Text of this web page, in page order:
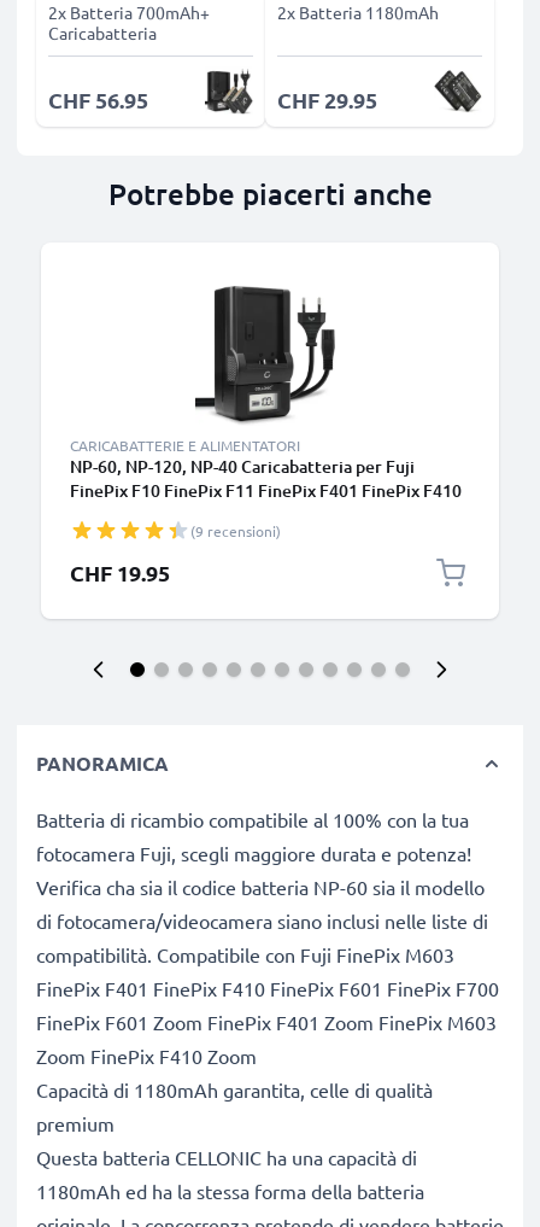
2x Batteria 700mAh+
Caricabatteria
CHF 56.95
2x Batteria 1180mAh
CHF 29.95
Potrebbe piacerti anche
CARICABATTERIE E ALIMENTATORI
NP-60, NP-120, NP-40 Caricabatteria per Fuji
FinePix F10 FinePix F11 FinePix F401 FinePix F410
fotocamera marca CELLONIC
(9 recensioni)
CHF 19.95
PANORAMICA
Batteria di ricambio compatibile al 100% con la tua
fotocamera Fuji, scegli maggiore durata e potenza!
Verifica cha sia il codice batteria NP-60 sia il modello
di fotocamera/videocamera siano inclusi nelle liste di
compatibilità. Compatibile con Fuji FinePix M603
FinePix F401 FinePix F410 FinePix F601 FinePix F700
FinePix F601 Zoom FinePix F401 Zoom FinePix M603
Zoom FinePix F410 Zoom
Capacità di 1180mAh garantita, celle di qualità
premium
Questa batteria CELLONIC ha una capacità di
1180mAh ed ha la stessa forma della batteria